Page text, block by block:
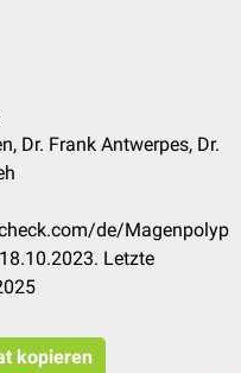
Dr. Frank Antwerpes, Dr.
de/Magenpolyp
Letzte
kopieren